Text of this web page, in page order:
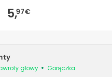
5,97€
głowy Gorączka